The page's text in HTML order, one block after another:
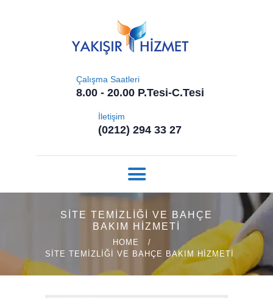
Çalışma Saatleri
8.00 - 20.00 P.Tesi-C.Tesi
İletişim
(0212) 294 33 27
SITE TEMIZLIĞI VE BAHÇE
BAKIM HIZMETI
HOME
SITE TEMIZLIĞI VE BAHÇE BAKIM HIZMETI
YAKIŞIR TEMIZLIK HIZMETLERI
HAKKIMIZDA
HIZMETLERIMIZ
REFERANSLARIMI
İLETIŞIM